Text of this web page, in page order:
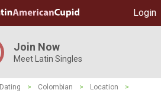
Login
Join Now
Meet Latin Singles
Dating > Colombian > Location
>